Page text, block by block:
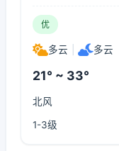
优
多云 多云
21° ~ 33°
北风
1-3级